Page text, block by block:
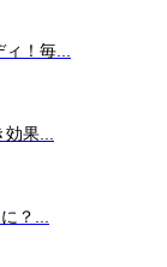
！毎...
果...
？...